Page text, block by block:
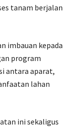
tanam berjalan
imbauan kepada
program
antara aparat,
lahan
ini sekaligus